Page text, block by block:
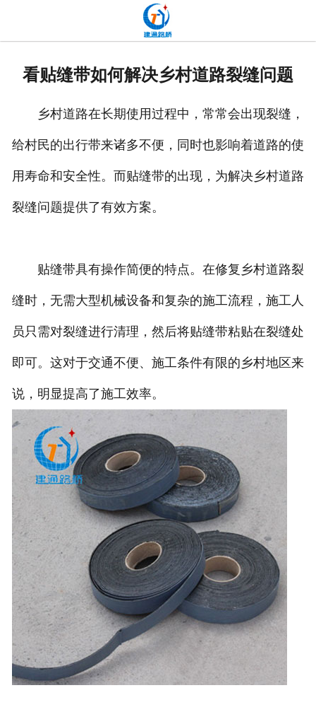
联系我们
看贴缝带如何解决乡村道路裂缝问题
乡村道路在长期使用过程中，常常会出现裂缝，
给村民的出行带来诸多不便，同时也影响着道路的使
用寿命和安全性。而贴缝带的出现，为解决乡村道路
裂缝问题提供了有效方案。
贴缝带具有操作简便的特点。在修复乡村道路裂
缝时，无需大型机械设备和复杂的施工流程，施工人
员只需对裂缝进行清理，然后将贴缝带粘贴在裂缝处
即可。这对于交通不便、施工条件有限的乡村地区来
说，明显提高了施工效率。